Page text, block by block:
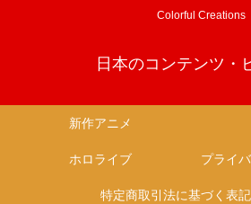
Colorful Creations
日本のコンテンツ・
新作アニメ
ホロライブ